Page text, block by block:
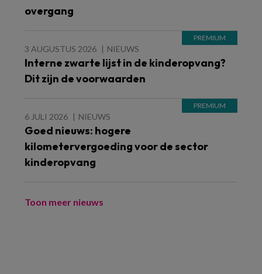
overgang
3 AUGUSTUS 2026 NIEUWS
Interne zwarte lijst in de kinderopvang?
Dit zijn de voorwaarden
6 JULI 2026 NIEUWS
Goed nieuws: hogere
kilometervergoeding voor de sector
kinderopvang
Toon meer nieuws